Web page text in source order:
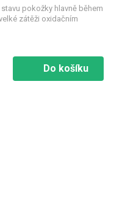
pokožky hlavně během
zátěži oxidačním
Do košíku